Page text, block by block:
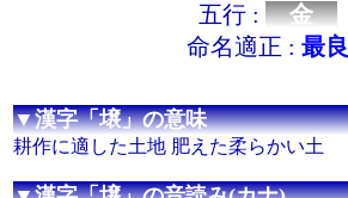
五行 : 金
命名適正 : 最良
▼漢字「壌」の意味
耕作に適した土地 肥えた柔らかい土